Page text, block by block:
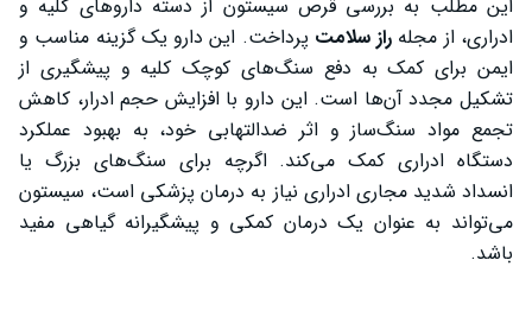
این مطلب به بررسی قرص سیستون از دسته داروهای کلیه و
ادراری، از مجله راز سلامت پرداخت. این دارو یک گزینه مناسب و
ایمن برای کمک به دفع سنگ‌های کوچک کلیه و پیشگیری از
تشکیل مجدد آن‌ها است. این دارو با افزایش حجم ادرار، کاهش
تجمع مواد سنگ‌ساز و اثر ضدالتهابی خود، به بهبود عملکرد
دستگاه ادراری کمک می‌کند. اگرچه برای سنگ‌های بزرگ یا
انسداد شدید مجاری ادراری نیاز به درمان پزشکی است، سیستون
می‌تواند به عنوان یک درمان کمکی و پیشگیرانه گیاهی مفید
باشد.